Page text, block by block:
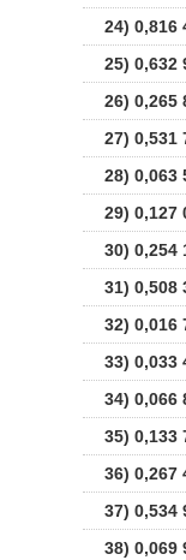
24) 0,816
25) 0,632
26) 0,265
27) 0,531
28) 0,063
29) 0,127
30) 0,254
31) 0,508
32) 0,016
33) 0,033
34) 0,066
35) 0,133
36) 0,267
37) 0,534
38) 0,069